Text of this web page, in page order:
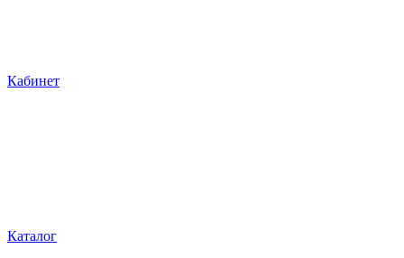
Кабинет
Каталог